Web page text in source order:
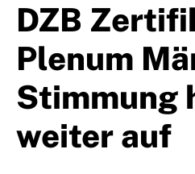
DZB
Plenum
Stimmung
weiter auf